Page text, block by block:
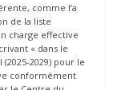
comme l’a
de la liste
charge effective
« dans le
2029) pour le
conformément